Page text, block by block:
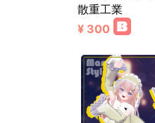
散重工業
¥ 300